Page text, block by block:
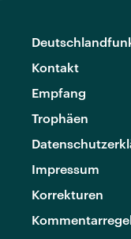
Kontakt
Empfang
Trophäen
Impressum
Korrekturen